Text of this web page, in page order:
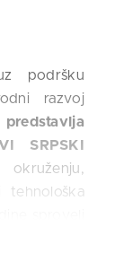
podršku
razvoj
predstavlja
SRPSKI